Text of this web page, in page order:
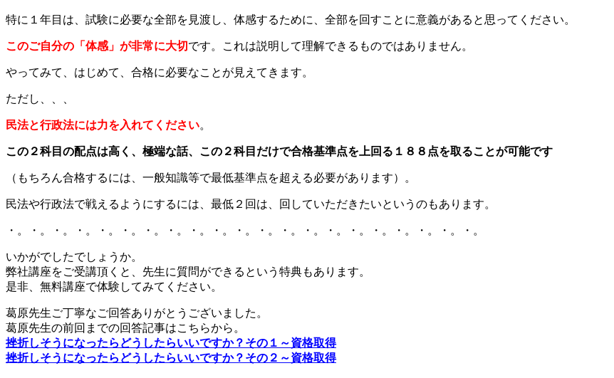
特に１年目は、試験に必要な全部を見渡し、体感するために、全部を回すことに意義があると思ってください。
このご自分の「体感」が非常に大切です。これは説明して理解できるものではありません。
やってみて、はじめて、合格に必要なことが見えてきます。
ただし、、、
民法と行政法には力を入れてください。
この２科目の配点は高く、極端な話、この２科目だけで合格基準点を上回る１８８点を取ることが可能です
（もちろん合格するには、一般知識等で最低基準点を超える必要があります）。
民法や行政法で戦えるようにするには、最低２回は、回していただきたいというのもあります。
・。・。・。・。・。・。・。・。・。・。・。・。・。・。・。・。・。・。・。・。・。
いかがでしたでしょうか。
弊社講座をご受講頂くと、先生に質問ができるという特典もあります。
是非、無料講座で体験してみてください。
葛原先生ご丁寧なご回答ありがとうございました。
葛原先生の前回までの回答記事はこちらから。
挫折しそうになったらどうしたらいいですか？その１～資格取得
挫折しそうになったらどうしたらいいですか？その２～資格取得